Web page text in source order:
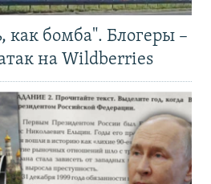
как бомба". Блогеры –
на Wildberries